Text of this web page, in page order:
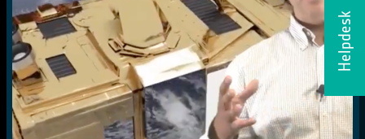
Helpdesk